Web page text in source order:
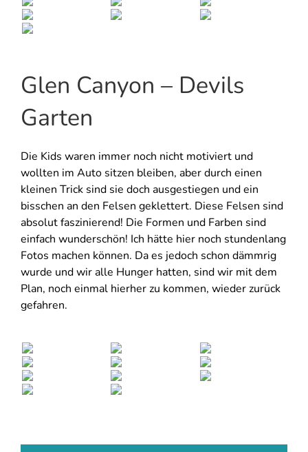
Glen Canyon – Devils
Garten
Die Kids waren immer noch nicht motiviert und
wollten im Auto sitzen bleiben, aber durch einen
kleinen Trick sind sie doch ausgestiegen und ein
bisschen an den Felsen geklettert. Diese Felsen sind
absolut faszinierend! Die Formen und Farben sind
einfach wunderschön! Ich hätte hier noch stundenlang
Fotos machen können. Da es jedoch schon dämmrig
wurde und wir alle Hunger hatten, sind wir mit dem
Plan, noch einmal hierher zu kommen, wieder zurück
gefahren.